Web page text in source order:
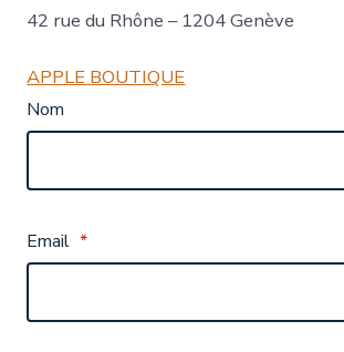
42 rue du Rhône – 1204 Genève
APPLE BOUTIQUE
Nom
Email *